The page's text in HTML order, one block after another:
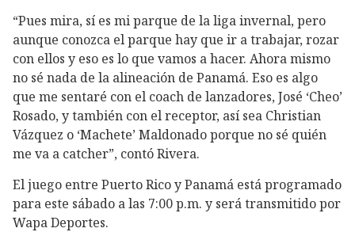
“Pues mira, sí es mi parque de la liga invernal, pero
aunque conozca el parque hay que ir a trabajar, rozar
con ellos y eso es lo que vamos a hacer. Ahora mismo
no sé nada de la alineación de Panamá. Eso es algo
que me sentaré con el coach de lanzadores, José ‘Cheo’
Rosado, y también con el receptor, así sea Christian
Vázquez o ‘Machete’ Maldonado porque no sé quién
me va a catcher”, contó Rivera.
El juego entre Puerto Rico y Panamá está programado
para este sábado a las 7:00 p.m. y será transmitido por
Wapa Deportes.